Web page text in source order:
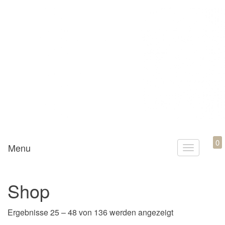
Mamili1910
T
Menu 0
Shop
Ergebnisse 25 – 48 von 136 werden angezeigtNach